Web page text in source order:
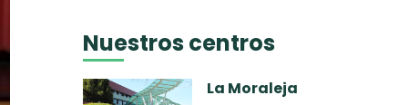
Nuestros centros
La Moraleja